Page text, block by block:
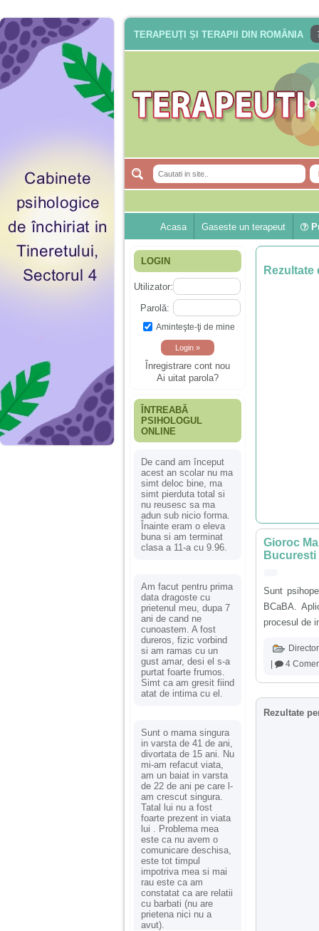
TERAPEUȚI ȘI TERAPII DIN ROMÂNIA
Acasa Gaseste un terapeut
LOGIN
Utilizator:
Parolă:
Aminteşte-ţi de mine
Înregistrare cont nou
Ai uitat parola?
ÎNTREABĂ
PSIHOLOGUL
ONLINE
De cand am început
acest an scolar nu ma
simt deloc bine, ma
simt pierduta total si
nu reusesc sa ma
adun sub nicio forma.
Înainte eram o eleva
buna si am terminat
clasa a 11-a cu 9.96.
Am facut pentru prima
data dragoste cu
prietenul meu, dupa 7
ani de cand ne
cunoastem. A fost
dureros, fizic vorbind
si am ramas cu un
gust amar, desi el s-a
purtat foarte frumos.
Simt ca am gresit fiind
atat de intima cu el.
Sunt o mama singura
in varsta de 41 de ani,
divortata de 15 ani. Nu
mi-am refacut viata,
am un baiat in varsta
de 22 de ani pe care l-
am crescut singura.
Tatal lui nu a fost
foarte prezent in viata
lui . Problema mea
este ca nu avem o
comunicare deschisa,
este tot timpul
impotriva mea si mai
rau este ca am
constatat ca are relatii
cu barbati (nu are
prietena nici nu a
avut).
Rezultate
Gioroc
Bucuresti
Sunt
BCaBA.
procesul de
4
Rezultate